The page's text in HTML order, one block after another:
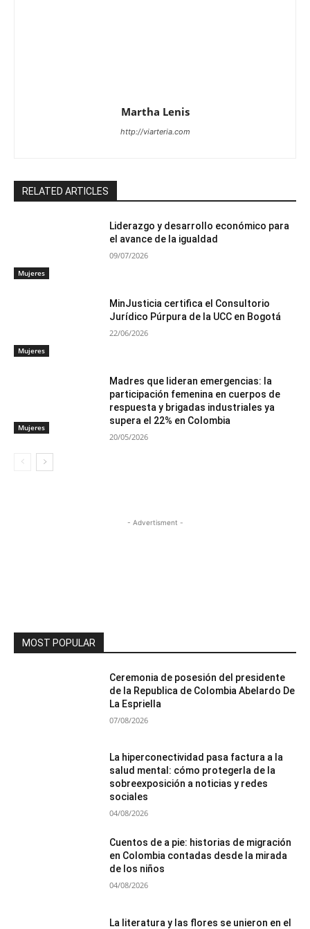
Martha Lenis
http://viarteria.com
RELATED ARTICLES
Mujeres
Liderazgo y desarrollo económico para
el avance de la igualdad
09/07/2026
Mujeres
MinJusticia certifica el Consultorio
Jurídico Púrpura de la UCC en Bogotá
22/06/2026
Mujeres
Madres que lideran emergencias: la
participación femenina en cuerpos de
respuesta y brigadas industriales ya
supera el 22% en Colombia
20/05/2026
- Advertisment -
MOST POPULAR
Ceremonia de posesión del presidente
de la Republica de Colombia Abelardo De
La Espriella
07/08/2026
La hiperconectividad pasa factura a la
salud mental: cómo protegerla de la
sobreexposición a noticias y redes
sociales
04/08/2026
Cuentos de a pie: historias de migración
en Colombia contadas desde la mirada
de los niños
04/08/2026
La literatura y las flores se unieron en el